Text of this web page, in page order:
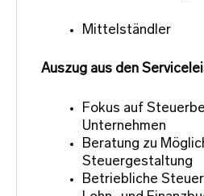
Mittelständler
Auszug aus den
Fokus auf
Unternehmen
Beratung zu
Steuergestaltung
Betriebliche